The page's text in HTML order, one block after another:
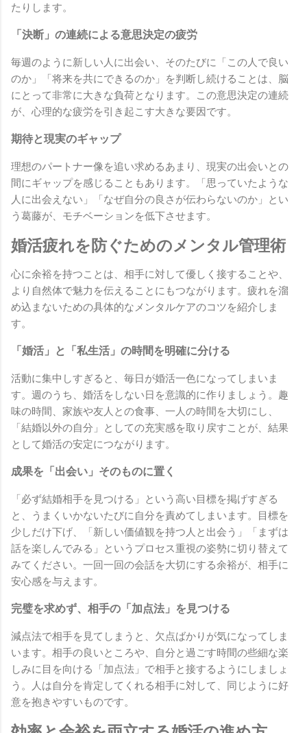
たりします。
「決断」の連続による意思決定の疲労
毎週のように新しい人に出会い、そのたびに「この人で良い
のか」「将来を共にできるのか」を判断し続けることは、脳
にとって非常に大きな負荷となります。この意思決定の連続
が、心理的な疲労を引き起こす大きな要因です。
期待と現実のギャップ
理想のパートナー像を追い求めるあまり、現実の出会いとの
間にギャップを感じることもあります。「思っていたような
人に出会えない」「なぜ自分の良さが伝わらないのか」とい
う葛藤が、モチベーションを低下させます。
婚活疲れを防ぐためのメンタル管理術
心に余裕を持つことは、相手に対して優しく接することや、
より自然体で魅力を伝えることにもつながります。疲れを溜
め込まないための具体的なメンタルケアのコツを紹介しま
す。
「婚活」と「私生活」の時間を明確に分ける
活動に集中しすぎると、毎日が婚活一色になってしまいま
す。週のうち、婚活をしない日を意識的に作りましょう。趣
味の時間、家族や友人との食事、一人の時間を大切にし、
「結婚以外の自分」としての充実感を取り戻すことが、結果
として婚活の安定につながります。
成果を「出会い」そのものに置く
「必ず結婚相手を見つける」という高い目標を掲げすぎる
と、うまくいかないたびに自分を責めてしまいます。目標を
少しだけ下げ、「新しい価値観を持つ人と出会う」「まずは
話を楽しんでみる」というプロセス重視の姿勢に切り替えて
みてください。一回一回の会話を大切にする余裕が、相手に
安心感を与えます。
完璧を求めず、相手の「加点法」を見つける
減点法で相手を見てしまうと、欠点ばかりが気になってしま
います。相手の良いところや、自分と過ごす時間の些細な楽
しみに目を向ける「加点法」で相手と接するようにしましょ
う。人は自分を肯定してくれる相手に対して、同じように好
意を抱きやすいものです。